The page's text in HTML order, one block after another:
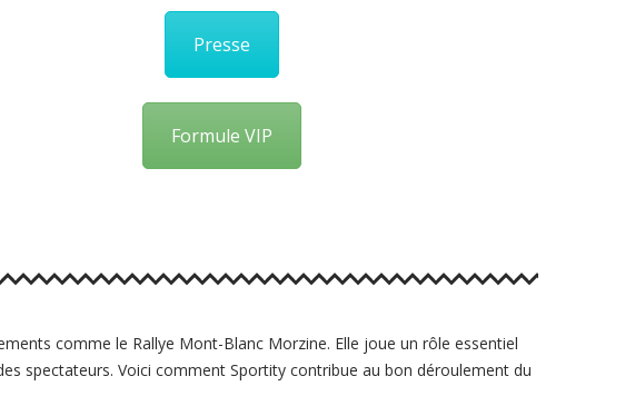
Presse
Formule VIP
comme le Rallye Mont-Blanc Morzine. Elle joue un rôle essentiel
spectateurs. Voici comment Sportity contribue au bon déroulement du